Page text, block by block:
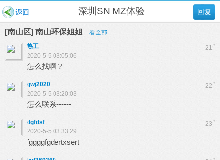
回复
深圳SN MZ体验
[南山区] 南山环保姐姐 看全部
21#
热工
2020-5-5 03:05:06
怎么找啊？
22#
gwj2020
2020-5-5 03:20:03
怎么联系------
23#
dgfdsf
2020-5-5 03:33:29
fggggfgdertxsert